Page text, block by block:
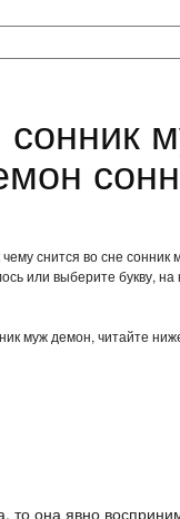
чему снится во сне
или выберите букву,
муж демон, читайте
она явно